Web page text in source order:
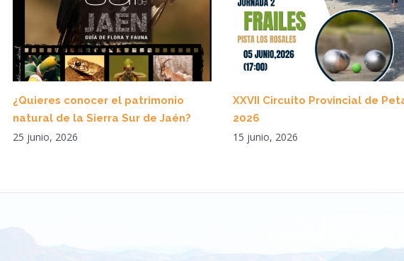
¿Quieres conocer el patrimonio
natural de la Sierra Sur de Jaén?
25 junio, 2026
XXVII Circuito Provincial de
2026
15 junio, 2026